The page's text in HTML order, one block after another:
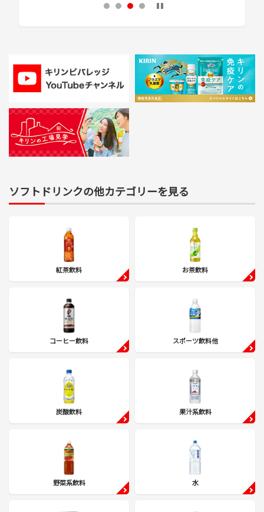
2 3 4
ソフトドリンクの他カテゴリーを見る
紅茶飲料 お茶飲料
コーヒー飲料 スポーツ飲料他
炭酸飲料 果汁系飲料
野菜系飲料 水